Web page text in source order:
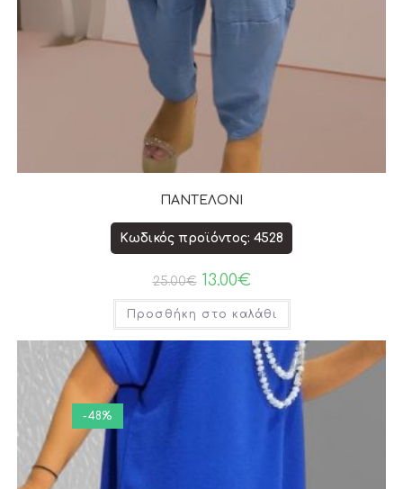
ΠΑΝΤΕΛΟΝΙ
Κωδικός προϊόντος: 4528
25.00€ 13.00€
Προσθήκη στο καλάθι
-48%